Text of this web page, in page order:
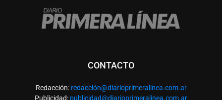
CONTACTO
Redacción: redacción@diarioprimeralinea.com.ar
Publicidad: publicidad@diarioprimeralinea.com.ar